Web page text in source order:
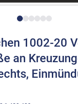
1002-20
an